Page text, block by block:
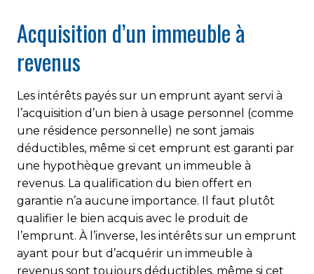
Acquisition d’un immeuble à
revenus
Les intérêts payés sur un emprunt ayant servi à
l’acquisition d’un bien à usage personnel (comme
une résidence personnelle) ne sont jamais
déductibles, même si cet emprunt est garanti par
une hypothèque grevant un immeuble à
revenus. La qualification du bien offert en
garantie n’a aucune importance. Il faut plutôt
qualifier le bien acquis avec le produit de
l’emprunt. À l’inverse, les intérêts sur un emprunt
ayant pour but d’acquérir un immeuble à
revenus sont toujours déductibles, même si cet